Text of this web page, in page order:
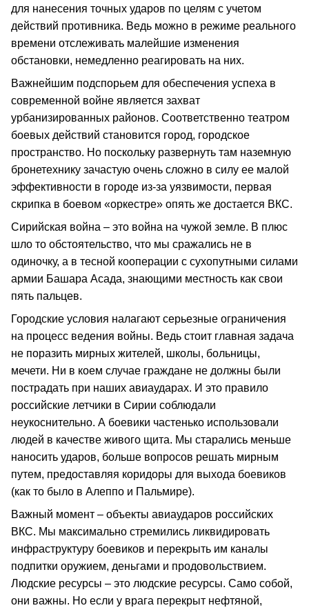
для нанесения точных ударов по целям с учетом
действий противника. Ведь можно в режиме реального
времени отслеживать малейшие изменения
обстановки, немедленно реагировать на них.
Важнейшим подспорьем для обеспечения успеха в
современной войне является захват
урбанизированных районов. Соответственно театром
боевых действий становится город, городское
пространство. Но поскольку развернуть там наземную
бронетехнику зачастую очень сложно в силу ее малой
эффективности в городе из-за уязвимости, первая
скрипка в боевом «оркестре» опять же достается ВКС.
Сирийская война – это война на чужой земле. В плюс
шло то обстоятельство, что мы сражались не в
одиночку, а в тесной кооперации с сухопутными силами
армии Башара Асада, знающими местность как свои
пять пальцев.
Городские условия налагают серьезные ограничения
на процесс ведения войны. Ведь стоит главная задача
не поразить мирных жителей, школы, больницы,
мечети. Ни в коем случае граждане не должны были
пострадать при наших авиаударах. И это правило
российские летчики в Сирии соблюдали
неукоснительно. А боевики частенько использовали
людей в качестве живого щита. Мы старались меньше
наносить ударов, больше вопросов решать мирным
путем, предоставляя коридоры для выхода боевиков
(как то было в Алеппо и Пальмире).
Важный момент – объекты авиаударов российских
ВКС. Мы максимально стремились ликвидировать
инфраструктуру боевиков и перекрыть им каналы
подпитки оружием, деньгами и продовольствием.
Людские ресурсы – это людские ресурсы. Само собой,
они важны. Но если у врага перекрыт нефтяной,